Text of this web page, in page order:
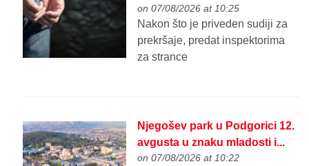
on 07/08/2026 at 10:25
Nakon što je priveden sudiji za
prekršaje, predat inspektorima
za strance
Njegošev park u Podgorici 12.
avgusta u znaku mladosti i...
on 07/08/2026 at 10:22